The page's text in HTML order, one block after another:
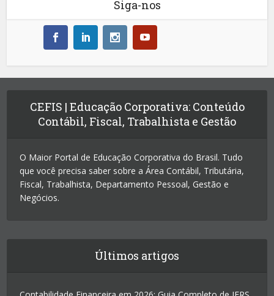
Siga-nos
CEFIS | Educação Corporativa: Conteúdo
Contábil, Fiscal, Trabalhista e Gestão
O Maior Portal de Educação Corporativa do Brasil. Tudo
que você precisa saber sobre a Área Contábil, Tributária,
Fiscal, Trabalhista, Departamento Pessoal, Gestão e
Negócios.
Últimos artigos